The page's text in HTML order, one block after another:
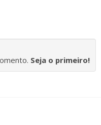
Seja o primeiro!